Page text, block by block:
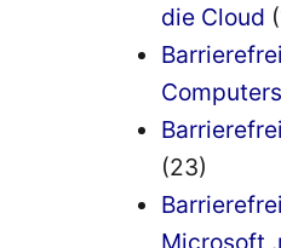
die Cloud
(23)
Microsoft